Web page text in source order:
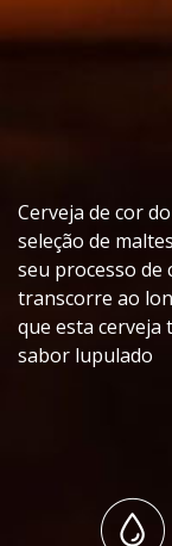
Cerveja de cor
seleção de
seu processo de
transcorre ao
que esta cerveja
sabor lupulado